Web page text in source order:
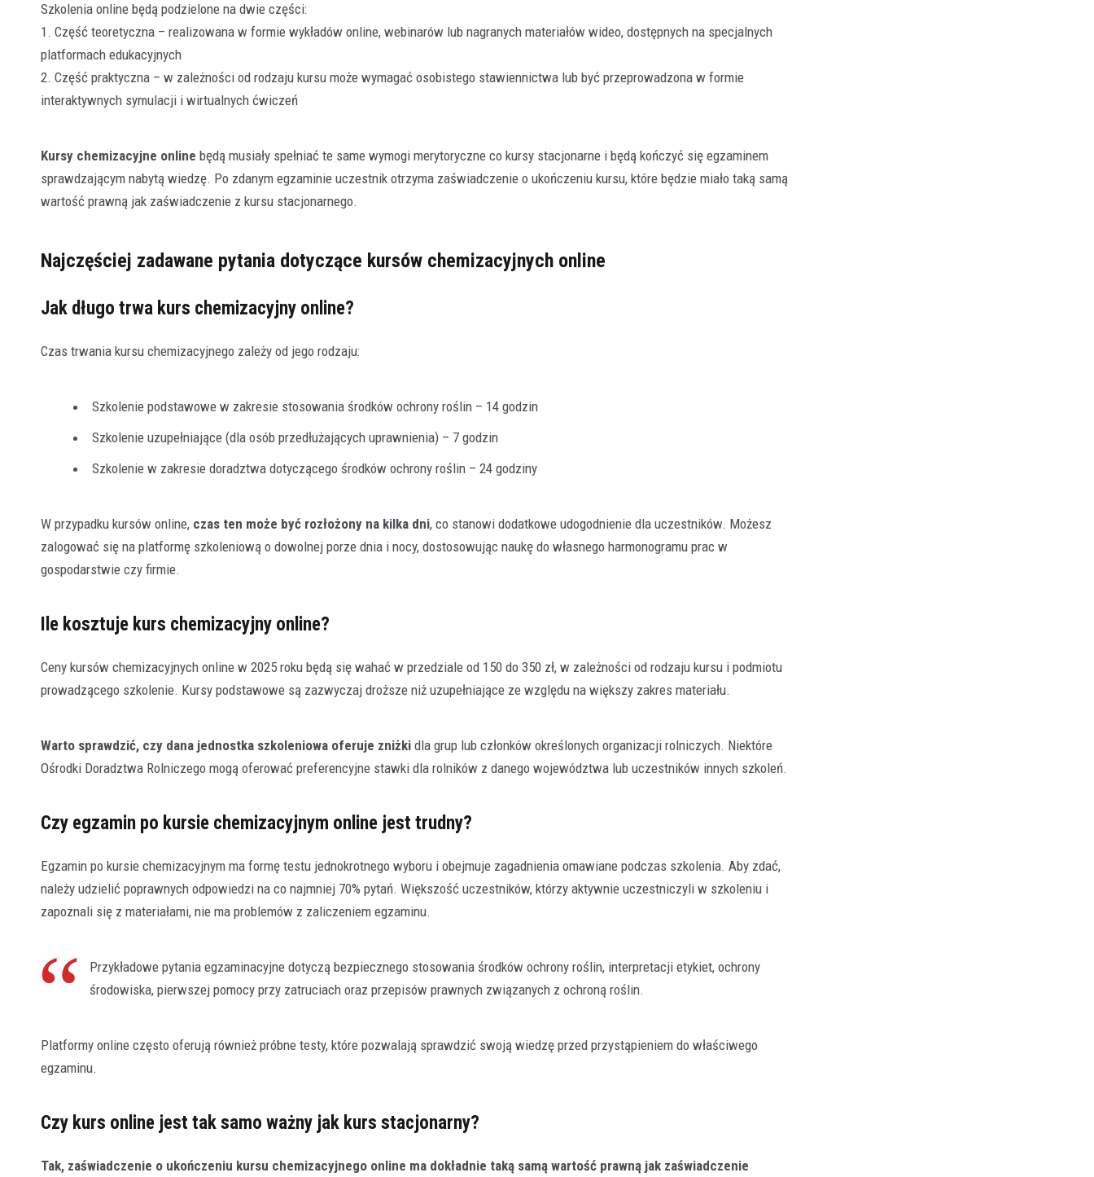
Szkolenia online będą podzielone na dwie części:
1. Część teoretyczna – realizowana w formie wykładów online, webinarów lub nagranych materiałów wideo, dostępnych na specjalnych
platformach edukacyjnych
2. Część praktyczna – w zależności od rodzaju kursu może wymagać osobistego stawiennictwa lub być przeprowadzona w formie
interaktywnych symulacji i wirtualnych ćwiczeń
Kursy chemizacyjne online będą musiały spełniać te same wymogi merytoryczne co kursy stacjonarne i będą kończyć się egzaminem
sprawdzającym nabytą wiedzę. Po zdanym egzaminie uczestnik otrzyma zaświadczenie o ukończeniu kursu, które będzie miało taką samą
wartość prawną jak zaświadczenie z kursu stacjonarnego.
Najczęściej zadawane pytania dotyczące kursów chemizacyjnych online
Jak długo trwa kurs chemizacyjny online?
Czas trwania kursu chemizacyjnego zależy od jego rodzaju:
Szkolenie podstawowe w zakresie stosowania środków ochrony roślin – 14 godzin
Szkolenie uzupełniające (dla osób przedłużających uprawnienia) – 7 godzin
Szkolenie w zakresie doradztwa dotyczącego środków ochrony roślin – 24 godziny
W przypadku kursów online, czas ten może być rozłożony na kilka dni, co stanowi dodatkowe udogodnienie dla uczestników. Możesz
zalogować się na platformę szkoleniową o dowolnej porze dnia i nocy, dostosowując naukę do własnego harmonogramu prac w
gospodarstwie czy firmie.
Ile kosztuje kurs chemizacyjny online?
Ceny kursów chemizacyjnych online w 2025 roku będą się wahać w przedziale od 150 do 350 zł, w zależności od rodzaju kursu i podmiotu
prowadzącego szkolenie. Kursy podstawowe są zazwyczaj droższe niż uzupełniające ze względu na większy zakres materiału.
Warto sprawdzić, czy dana jednostka szkoleniowa oferuje zniżki dla grup lub członków określonych organizacji rolniczych. Niektóre
Ośrodki Doradztwa Rolniczego mogą oferować preferencyjne stawki dla rolników z danego województwa lub uczestników innych szkoleń.
Czy egzamin po kursie chemizacyjnym online jest trudny?
Egzamin po kursie chemizacyjnym ma formę testu jednokrotnego wyboru i obejmuje zagadnienia omawiane podczas szkolenia. Aby zdać,
należy udzielić poprawnych odpowiedzi na co najmniej 70% pytań. Większość uczestników, którzy aktywnie uczestniczyli w szkoleniu i
zapoznali się z materiałami, nie ma problemów z zaliczeniem egzaminu.
Przykładowe pytania egzaminacyjne dotyczą bezpiecznego stosowania środków ochrony roślin, interpretacji etykiet, ochrony
środowiska, pierwszej pomocy przy zatruciach oraz przepisów prawnych związanych z ochroną roślin.
Platformy online często oferują również próbne testy, które pozwalają sprawdzić swoją wiedzę przed przystąpieniem do właściwego
egzaminu.
Czy kurs online jest tak samo ważny jak kurs stacjonarny?
Tak, zaświadczenie o ukończeniu kursu chemizacyjnego online ma dokładnie taką samą wartość prawną jak zaświadczenie